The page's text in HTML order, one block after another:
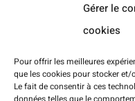
Gérer le
cookies
Pour offrir les meilleures
que les cookies pour stocker
Le fait de consentir à ces